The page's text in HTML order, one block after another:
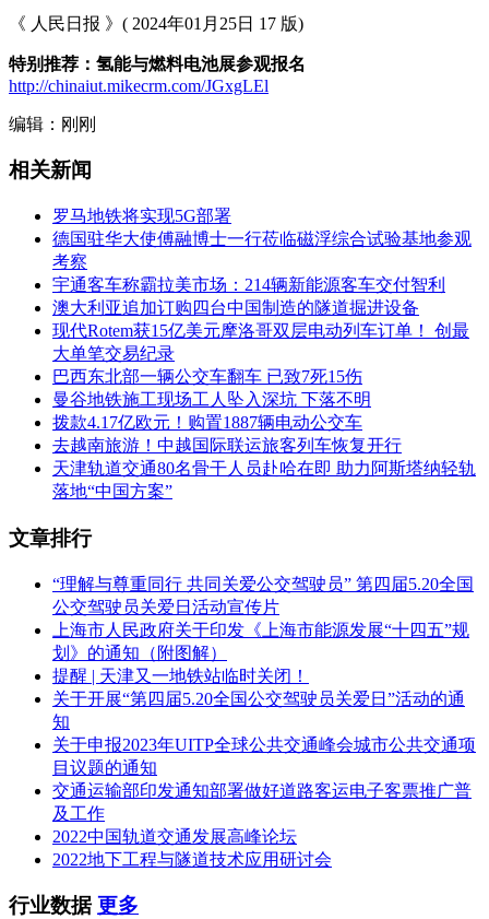
《 人民日报 》( 2024年01月25日 17 版)
特别推荐：氢能与燃料电池展参观报名
http://chinaiut.mikecrm.com/JGxgLEl
编辑：刚刚
相关新闻
罗马地铁将实现5G部署
德国驻华大使傅融博士一行莅临磁浮综合试验基地参观
考察
宇通客车称霸拉美市场：214辆新能源客车交付智利
澳大利亚追加订购四台中国制造的隧道掘进设备
现代Rotem获15亿美元摩洛哥双层电动列车订单！ 创最
大单笔交易纪录
巴西东北部一辆公交车翻车 已致7死15伤
曼谷地铁施工现场工人坠入深坑 下落不明
拨款4.17亿欧元！购置1887辆电动公交车
去越南旅游！中越国际联运旅客列车恢复开行
天津轨道交通80名骨干人员赴哈在即 助力阿斯塔纳轻轨
落地“中国方案”
文章排行
“理解与尊重同行 共同关爱公交驾驶员” 第四届5.20全国
公交驾驶员关爱日活动宣传片
上海市人民政府关于印发《上海市能源发展“十四五”规
划》的通知（附图解）
提醒 | 天津又一地铁站临时关闭！
关于开展“第四届5.20全国公交驾驶员关爱日”活动的通
知
关于申报2023年UITP全球公共交通峰会城市公共交通项
目议题的通知
交通运输部印发通知部署做好道路客运电子客票推广普
及工作
2022中国轨道交通发展高峰论坛
2022地下工程与隧道技术应用研讨会
行业数据更多